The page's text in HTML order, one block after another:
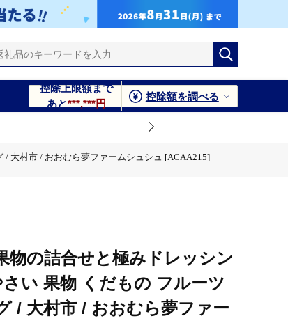
控除上限額まで
あと***,***円
控除額を調べる
/ 大村市 / おおむら夢ファームシュシュ [ACAA215]
ァームシュシュ [ACAA215]
物の詰合せと極みドレッシン
い 果物 くだもの フルーツ
/ 大村市 / おおむら夢ファー